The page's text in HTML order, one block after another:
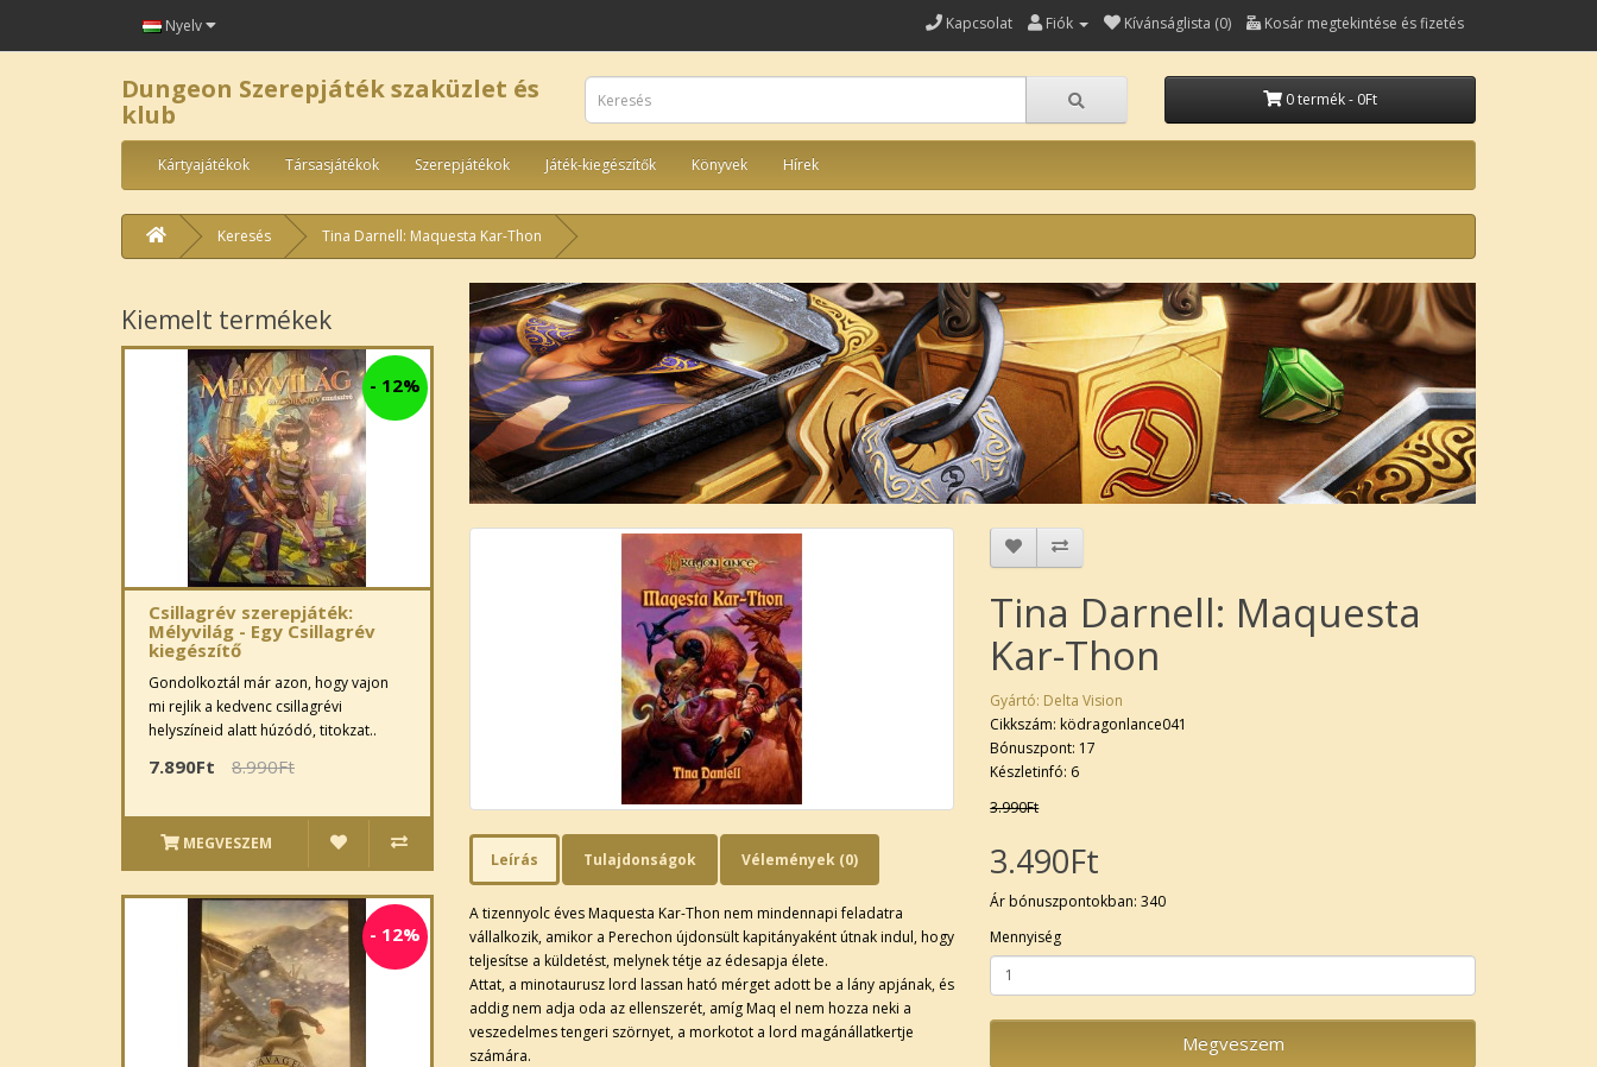
Nyelv Kapcsolat Fiók Kívánságlista (0) Kosár megtekintése és fizetés
Dungeon Szerepjáték szaküzlet és
klub
0 termék - 0Ft
Kártyajátékok Társasjátékok Szerepjátékok Játék-kiegészítők Könyvek Hírek
Keresés Tina Darnell: Maquesta Kar-Thon
Kiemelt termékek
- 12%
Csillagrév szerepjáték:
Mélyvilág - Egy Csillagrév
kiegészítő
Gondolkoztál már azon, hogy vajon
mi rejlik a kedvenc csillagrévi
helyszíneid alatt húzódó, titokzat..
7.890Ft 8.990Ft
MEGVESZEM
- 12%
Leírás Tulajdonságok Vélemények (0)
A tizennyolc éves Maquesta Kar-Thon nem mindennapi feladatra
vállalkozik, amikor a Perechon újdonsült kapitányaként útnak indul, hogy
teljesítse a küldetést, melynek tétje az édesapja élete.
Attat, a minotaurusz lord lassan ható mérget adott be a lány apjának, és
addig nem adja oda az ellenszerét, amíg Maq el nem hozza neki a
veszedelmes tengeri szörnyet, a morkotot a lord magánállatkertje
számára.
Tina Darnell: Maquesta
Kar-Thon
Gyártó: Delta Vision
Cikkszám: ködragonlance041
Bónuszpont: 17
Készletinfó: 6
3.990Ft
3.490Ft
Ár bónuszpontokban: 340
Mennyiség
Megveszem